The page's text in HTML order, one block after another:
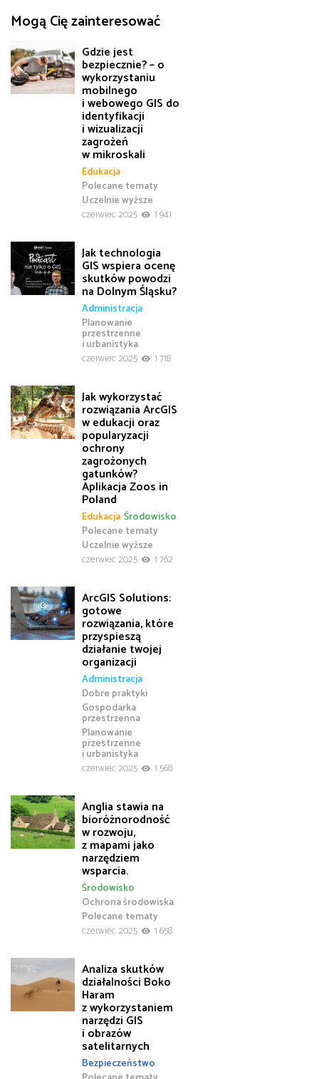
Mogą Cię zainteresować
Gdzie jest
bezpiecznie? – o
wykorzystaniu
mobilnego
i webowego GIS do
identyfikacji
i wizualizacji
zagrożeń
w mikroskali
Edukacja
Polecane tematy
Uczelnie wyższe
czerwiec 2025
1 941
Jak technologia
GIS wspiera ocenę
skutków powodzi
na Dolnym Śląsku?
Administracja
Planowanie
przestrzenne
i urbanistyka
czerwiec 2025
1 718
Jak wykorzystać
rozwiązania ArcGIS
w edukacji oraz
popularyzacji
ochrony
zagrożonych
gatunków?
Aplikacja Zoos in
Poland
Edukacja
Polecane tematy
Środowisko
Uczelnie wyższe
czerwiec 2025
1 762
ArcGIS Solutions:
gotowe
rozwiązania, które
przyspieszą
działanie twojej
organizacji
Administracja
Dobre praktyki
Gospodarka
przestrzenna
Planowanie
przestrzenne
i urbanistyka
czerwiec 2025
1 568
Anglia stawia na
bioróżnorodność
w rozwoju,
z mapami jako
narzędziem
wsparcia.
Ochrona środowiska
Polecane tematy
Środowisko
czerwiec 2025 1 658
Analiza skutków
działalności Boko
Haram
z wykorzystaniem
narzędzi GIS
i obrazów
satelitarnych
Bezpieczeństwo